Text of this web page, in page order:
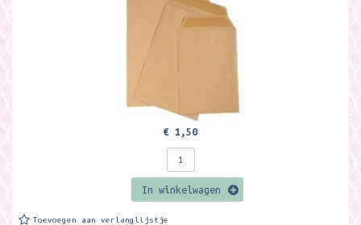
€ 1,50
In winkelwagen
Toevoegen aan verlanglijstje